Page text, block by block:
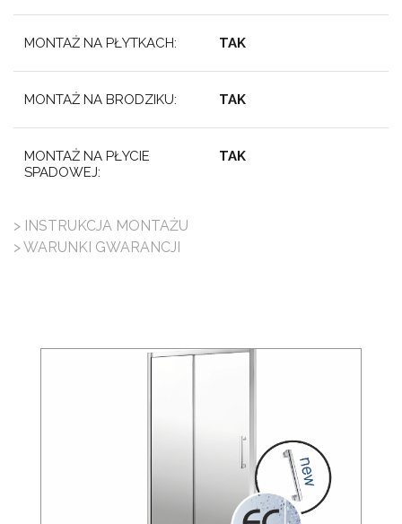
MONTAŻ NA PŁYTKACH: TAK
MONTAŻ NA BRODZIKU: TAK
MONTAŻ NA PŁYCIE
SPADOWEJ:
TAK
> INSTRUKCJA MONTAŻU
> WARUNKI GWARANCJI